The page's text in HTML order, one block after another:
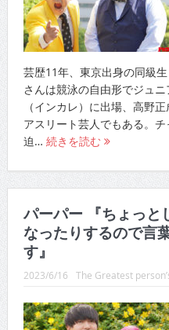
芸歴11年、東京出身の同級
さんは競泳の自由形でジュ
（インカレ）に出場、高野
アスリート芸人でもある。
迫… 続きを読む
パーパー 『ちょっと
なったりするので言
す』
2023/6/16 The Greatest